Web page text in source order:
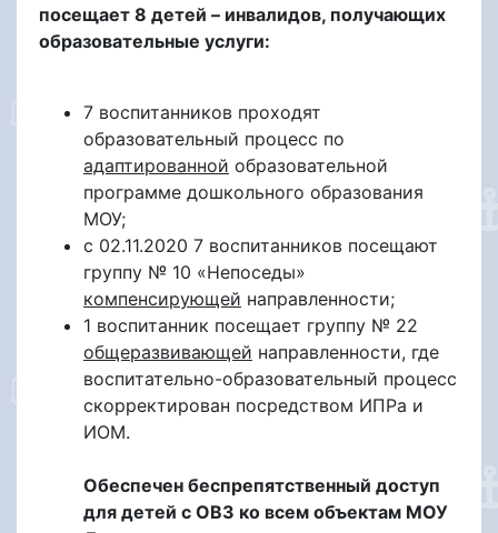
посещает 8 детей – инвалидов, получающих
образовательные услуги:
7 воспитанников проходят
образовательный процесс по
адаптированной образовательной
программе дошкольного образования
МОУ;
с 02.11.2020 7 воспитанников посещают
группу № 10 «Непоседы»
компенсирующей направленности;
1 воспитанник посещает группу № 22
общеразвивающей направленности, где
воспитательно-образовательный процесс
скорректирован посредством ИПРа и
ИОМ.
Обеспечен беспрепятственный доступ
для детей с ОВЗ ко всем объектам МОУ